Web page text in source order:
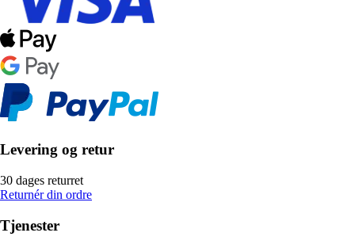
Levering og retur
30 dages returret
Returnér din ordre
Tjenester